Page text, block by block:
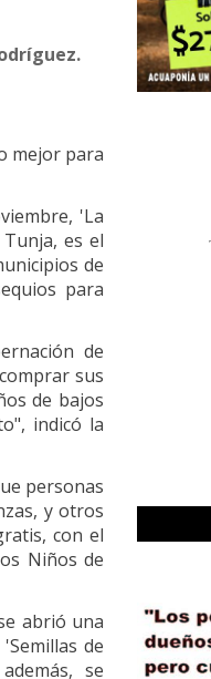
mejor para
'La
es el
de
para
de
sus
de bajos
indicó la
personas
y otros
con el
Niños de
abrió una
de
se